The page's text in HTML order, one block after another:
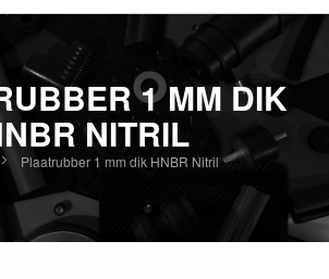
1 MM DIK
NITRIL
Plaatrubber 1 mm dik HNBR Nitril